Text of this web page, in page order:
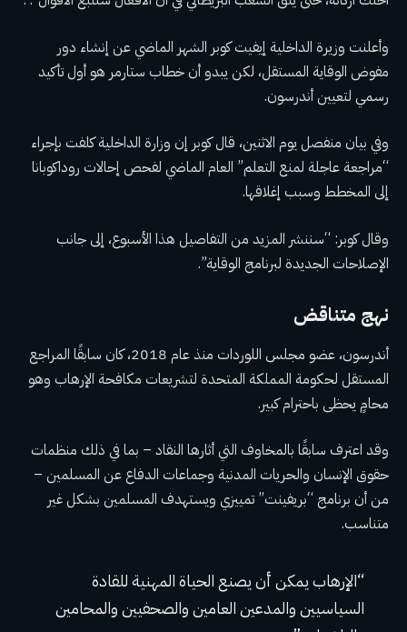
وأعلنت وزيرة الداخلية إيفيت كوبر الشهر الماضي عن إنشاء دور
مفوض الوقاية المستقل، لكن يبدو أن خطاب ستارمر هو أول تأكيد
رسمي لتعيين أندرسون.
وفي بيان منفصل يوم الاثنين، قال كوبر إن وزارة الداخلية كلفت بإجراء
“مراجعة عاجلة لمنع التعلم” العام الماضي لفحص إحالات روداكوبانا
إلى المخطط وسبب إغلاقها.
وقال كوبر: “سننشر المزيد من التفاصيل هذا الأسبوع، إلى جانب
الإصلاحات الجديدة لبرنامج الوقاية”.
نهج متناقض
أندرسون، عضو مجلس اللوردات منذ عام 2018، كان سابقًا المراجع
المستقل لحكومة المملكة المتحدة لتشريعات مكافحة الإرهاب وهو
محامٍ يحظى باحترام كبير.
وقد اعترف سابقًا بالمخاوف التي أثارها النقاد – بما في ذلك منظمات
حقوق الإنسان والحريات المدنية وجماعات الدفاع عن المسلمين –
من أن برنامج “بريفينت” تمييزي ويستهدف المسلمين بشكل غير
متناسب.
“الإرهاب يمكن أن يصنع الحياة المهنية للقادة
السياسيين والمدعين العامين والصحفيين والمحامين